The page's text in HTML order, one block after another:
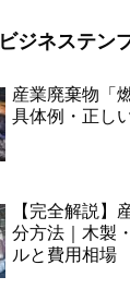
ビジネステン
産業廃棄物「
具体例・正し
【完全解説】
分方法｜木製
ルと費用相場